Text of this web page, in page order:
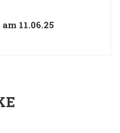
11.06.25